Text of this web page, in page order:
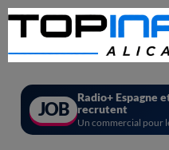
JOB
Radio+ Espagne
recrutent
Un commercial pour